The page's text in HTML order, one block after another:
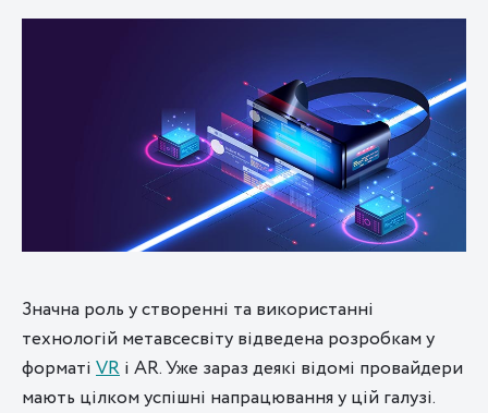
Значна роль у створенні та використанні
технологій метавсесвіту відведена розробкам у
форматі VR і AR. Уже зараз деякі відомі провайдери
мають цілком успішні напрацювання у цій галузі.